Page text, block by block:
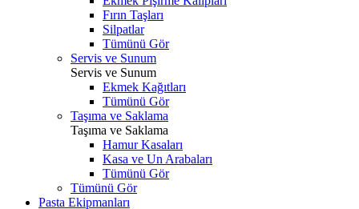
Fırın Taşları
Silpatlar
Tümünü Gör
Servis ve Sunum
Servis ve Sunum
Ekmek Kağıtları
Tümünü Gör
Taşıma ve Saklama
Taşıma ve Saklama
Hamur Kasaları
Kasa ve Un Arabaları
Tümünü Gör
Tümünü Gör
Pasta Ekipmanları